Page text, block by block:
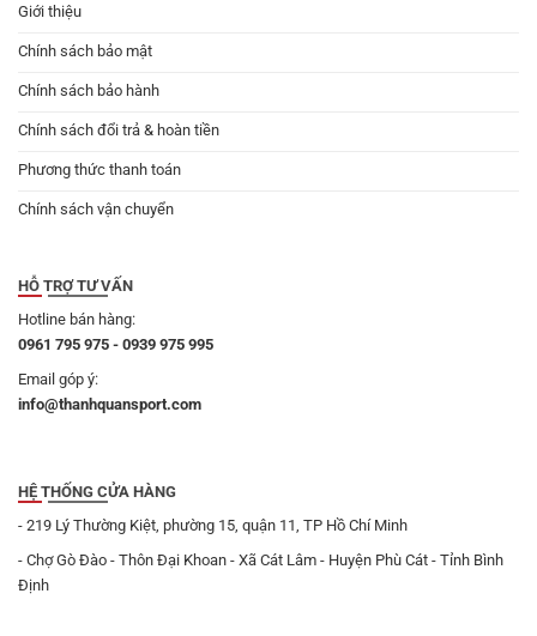
Giới thiệu
Chính sách bảo mật
Chính sách bảo hành
Chính sách đổi trả & hoàn tiền
Phương thức thanh toán
Chính sách vận chuyển
HỖ TRỢ TƯ VẤN
Hotline bán hàng:
0961 795 975 - 0939 975 995
Email góp ý:
info@thanhquansport.com
HỆ THỐNG CỬA HÀNG
- 219 Lý Thường Kiệt, phường 15, quận 11, TP Hồ Chí Minh
- Chợ Gò Đào - Thôn Đại Khoan - Xã Cát Lâm - Huyện Phù Cát - Tỉnh Bình
Định